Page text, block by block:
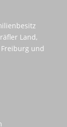
Land,
und